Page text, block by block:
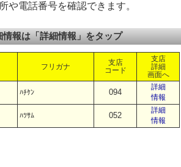
や電話番号を確認できます。
情報は「詳細情報」をタップ
フリガナ
支店
コード
支店
詳細
画面へ
ﾊﾁｹﾝ 094
詳細
情報
ﾊﾂｻﾑ 052
詳細
情報